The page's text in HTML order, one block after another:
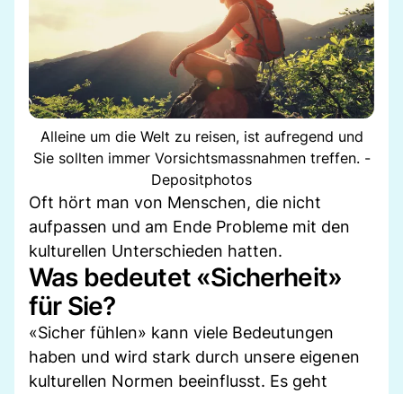
Alleine um die Welt zu reisen, ist aufregend und
Sie sollten immer Vorsichtsmassnahmen treffen. -
Depositphotos
Oft hört man von Menschen, die nicht
aufpassen und am Ende Probleme mit den
kulturellen Unterschieden hatten.
Was bedeutet «Sicherheit»
für Sie?
«Sicher fühlen» kann viele Bedeutungen
haben und wird stark durch unsere eigenen
kulturellen Normen beeinflusst. Es geht